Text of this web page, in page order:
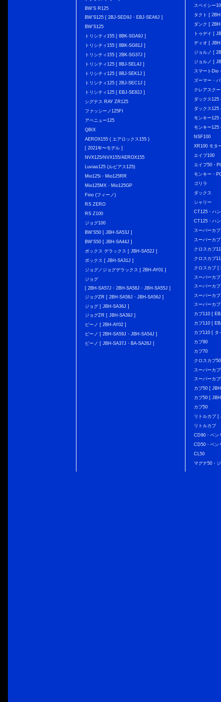
BW'S R125
BW’S125 [ 2BJ-SED9J・EBJ-SEA6J ]
BW'S125
トリシティ155 [ 8BK-SGA9J ]
トリシティ155 [ 8BK-SG81J ]
トリシティ155 [ 2BK-SG37J ]
トリシティ125 [ 8BJ-SEL4J ]
トリシティ125 [ 8BJ-SEK1J ]
トリシティ125 [ 2BJ-SEC1J ]
トリシティ125 [ EBJ-SE82J ]
シグナス RAY ZR125
ファッシーノ125FI
アベニュー125
QBIX
AEROX155 ( エアロックス155 )
[ 2021年〜モデル ]
NVX125/NVX155/AEROX155
Luvias125 (ルビアス125)
Mio125i・Mio125RR
Mio125MX・Mio125GP
Fino (フィーノ)
RS ZERO
RS Z100
ジョグ100
BW'S50 [ JBH-SA53J ]
BW'S50 [ JBH-SA44J ]
ボックス デラックス [ JBH-SA52J ]
ボックス [ JBH-SA31J ]
ジョグ／ジョグデラックス [ 2BH-AY01 ]
ジョグ
[ 2BH-SA57J・2BH-SA58J・JBH-SA55J ]
ジョグZR [ 2BH-SA58J・JBH-SA56J ]
ジョグ [ JBH-SA36J ]
ジョグZR [ JBH-SA39J ]
ビーノ [ 2BH-AY02 ]
ビーノ [ 2BH-SA59J・JBH-SA54J ]
ビーノ [ JBH-SA37J・BA-SA26J ]
スペイシー
タクト [
ダンク [
トゥデイ [
ディオ [
ジョルノ [
ジョルノ [
スマートDio
ズーマー・
クレアスク
ダックス
ダックス
モンキー
モンキー125
NSF100
XR100 モタ
エイプ100
エイプ50・
モンキー・
ゴリラ
ダックス
シャリー
CT125・ハ
CT125・ハ
スーパーカ
スーパーカ
クロスカブ
クロスカブ
クロスカブ [
スーパーカ
スーパーカ
スーパーカ
スーパーカ
カブ110 [
カブ110 [
カブ110 [ タ
カブ90
カブ70
クロスカブ
スーパーカ
スーパーカ
カブ50 [
カブ50 [
カブ50
リトルカブ
リトルカブ
CD90・ベン
CD50・ベン
CL50
マグナ50・